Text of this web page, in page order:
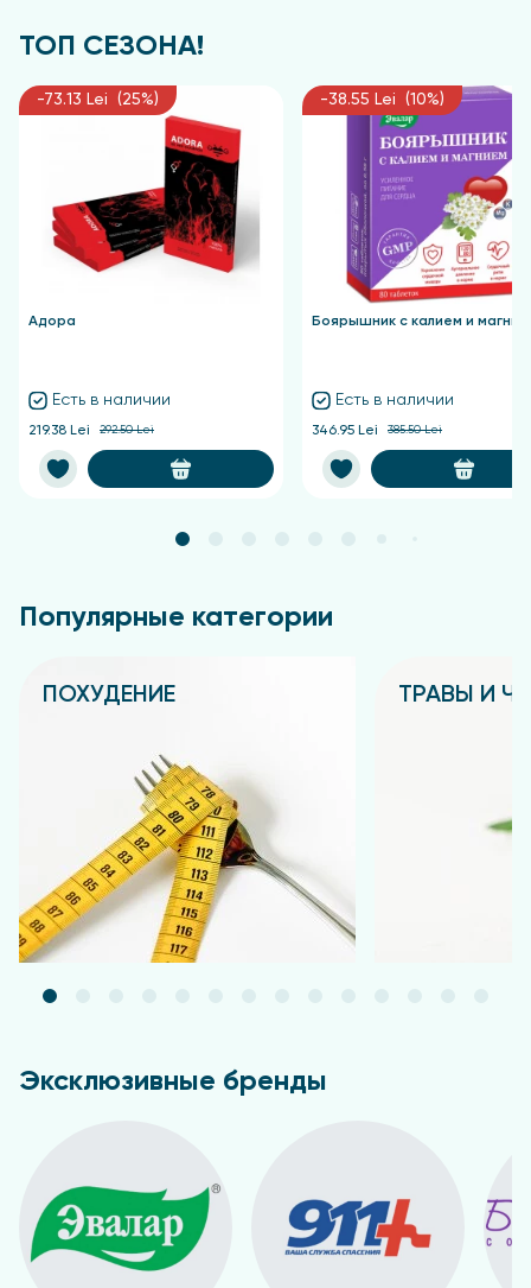
ТОП СЕЗОНА!
-73.13 Lei (25%)
Адора
Есть в наличии
219.38 Lei 292.50 Lei
-38.55 Lei (10%)
Боярышник с калием и
Есть в наличии
346.95 Lei 385.50 Lei
Популярные категории
ПОХУДЕНИЕ ТРАВЫ И
Эксклюзивные бренды